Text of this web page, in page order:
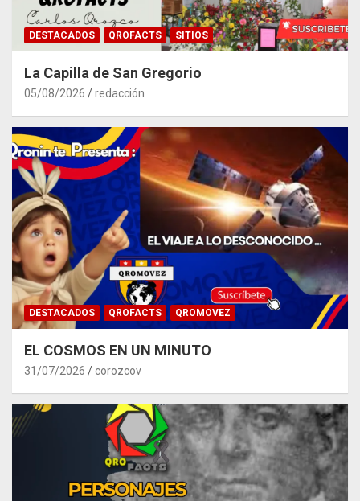
DESTACADOS QROFACTS SITIOS
La Capilla de San Gregorio
05/08/2026 redacción
DESTACADOS QROFACTS QROMOVEZ
EL COSMOS EN UN MINUTO
31/07/2026 corozcov